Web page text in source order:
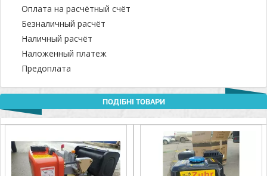
Оплата на расчётный счёт
Безналичный расчёт
Наличный расчёт
Наложенный платеж
Предоплата
ПОДІБНІ ТОВАРИ